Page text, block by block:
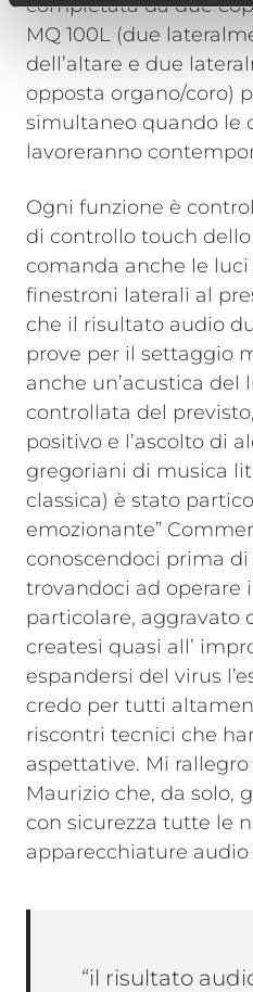
completata da due
MQ 100L (due
dell’altare e due
opposta organo/coro)
simultaneo quando le
lavoreranno
Ogni funzione è
di controllo touch dello
comanda anche le luci
finestroni laterali al
che il risultato audio
prove per il settaggio
anche un’acustica del
controllata del
positivo e l’ascolto di
gregoriani di musica
classica) è stato
emozionante”
conoscendoci prima
trovandoci ad operare
particolare, aggravato
createsi quasi all’
espandersi del virus
credo per tutti
riscontri tecnici che
aspettative. Mi
Maurizio che, da solo,
con sicurezza tutte le
apparecchiature audio
“il risultato